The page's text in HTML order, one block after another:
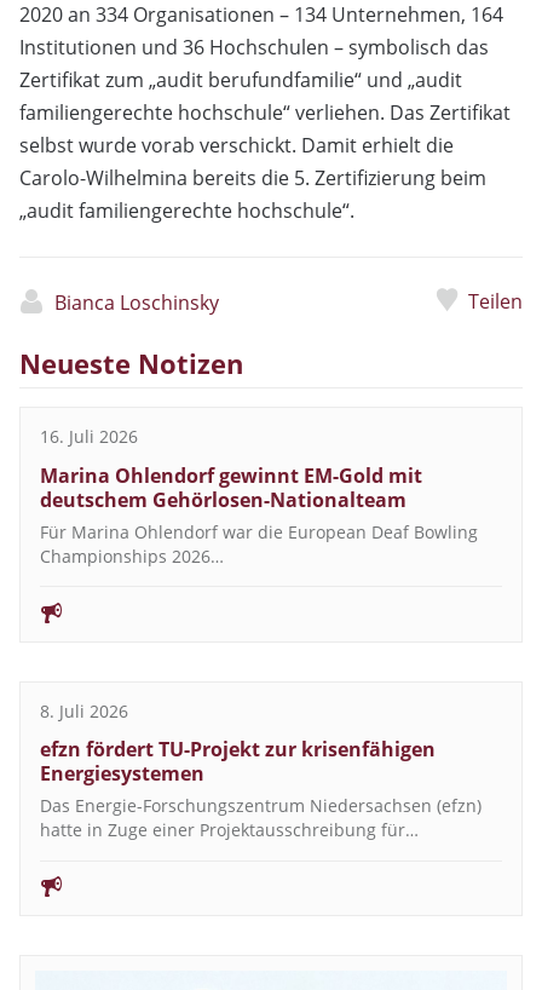
2020 an 334 Organisationen – 134 Unternehmen, 164
Institutionen und 36 Hochschulen – symbolisch das
Zertifikat zum „audit berufundfamilie“ und „audit
familiengerechte hochschule“ verliehen. Das Zertifikat
selbst wurde vorab verschickt. Damit erhielt die
Carolo-Wilhelmina bereits die 5. Zertifizierung beim
„audit familiengerechte hochschule“.
Bianca Loschinsky Teilen
Neueste Notizen
16. Juli 2026
Marina Ohlendorf gewinnt EM-Gold mit
deutschem Gehörlosen-Nationalteam
Für Marina Ohlendorf war die European Deaf Bowling
Championships 2026…
8. Juli 2026
efzn fördert TU-Projekt zur krisenfähigen
Energiesystemen
Das Energie-Forschungszentrum Niedersachsen (efzn)
hatte in Zuge einer Projektausschreibung für…